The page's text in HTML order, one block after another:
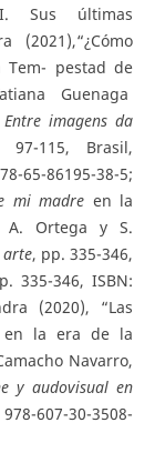
Sus últimas
(2021),“¿Cómo
Tem- pestad de
Guenaga
imagens da
115, Brasil,
65-86195-38-5;
mi madre en la
A. Ortega y S.
arte, pp. 335-346,
335-346, ISBN:
(2020), “Las
en la era de la
Navarro,
y audovisual en
607-30-3508-